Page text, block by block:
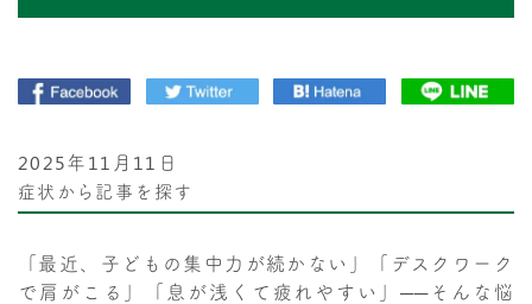
2025年11月11日
症状から記事を探す
「最近、子どもの集中力が続かない」「デスクワーク
で肩がこる」「息が浅くて疲れやすい」──そんな悩